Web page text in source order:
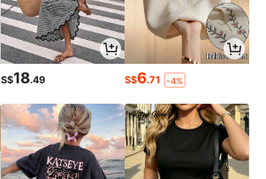
S$18.49 S$6.71 -4%